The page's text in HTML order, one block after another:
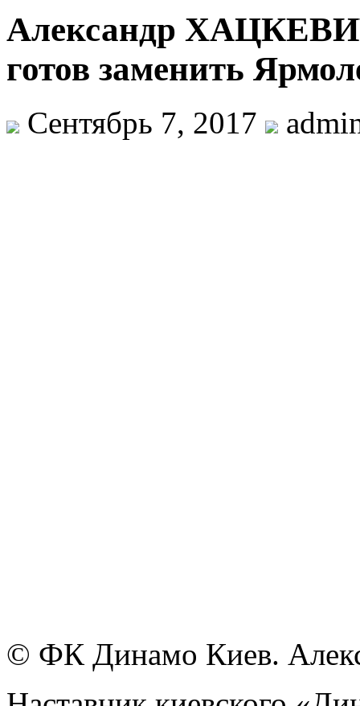
Александр
готов заменить
Сентябрь 7, 2017
© ФК Динaмo Киeв.